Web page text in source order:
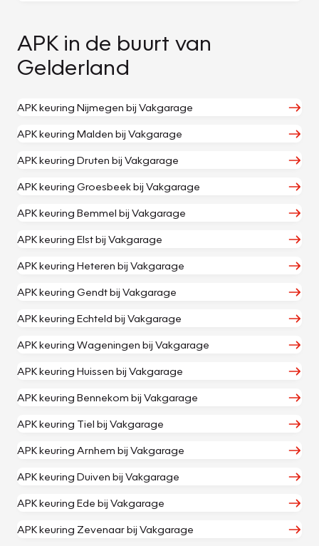
APK in de buurt van
Gelderland
APK keuring Nijmegen bij Vakgarage
APK keuring Malden bij Vakgarage
APK keuring Druten bij Vakgarage
APK keuring Groesbeek bij Vakgarage
APK keuring Bemmel bij Vakgarage
APK keuring Elst bij Vakgarage
APK keuring Heteren bij Vakgarage
APK keuring Gendt bij Vakgarage
APK keuring Echteld bij Vakgarage
APK keuring Wageningen bij Vakgarage
APK keuring Huissen bij Vakgarage
APK keuring Bennekom bij Vakgarage
APK keuring Tiel bij Vakgarage
APK keuring Arnhem bij Vakgarage
APK keuring Duiven bij Vakgarage
APK keuring Ede bij Vakgarage
APK keuring Zevenaar bij Vakgarage